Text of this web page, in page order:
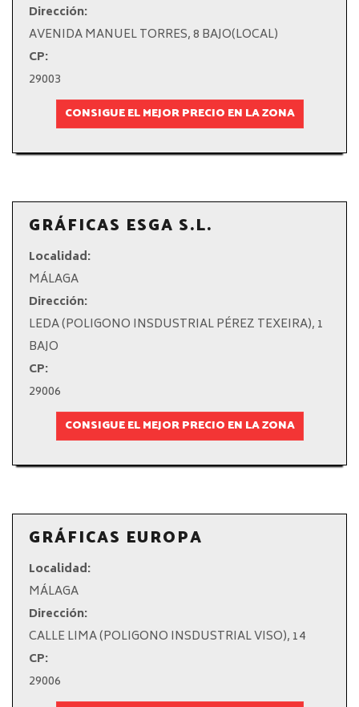
Dirección:
AVENIDA MANUEL TORRES, 8 BAJO(LOCAL)
CP:
29003
CONSIGUE EL MEJOR PRECIO EN LA ZONA
GRÁFICAS ESGA S.L.
Localidad:
MÁLAGA
Dirección:
LEDA (POLIGONO INSDUSTRIAL PÉREZ TEXEIRA), 1
BAJO
CP:
29006
CONSIGUE EL MEJOR PRECIO EN LA ZONA
GRÁFICAS EUROPA
Localidad:
MÁLAGA
Dirección:
CALLE LIMA (POLIGONO INSDUSTRIAL VISO), 14
CP:
29006